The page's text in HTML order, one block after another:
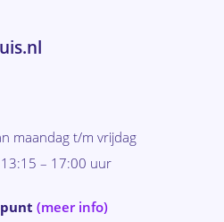
maandag t/m vrijdag
– 17:00 uur
(meer info)